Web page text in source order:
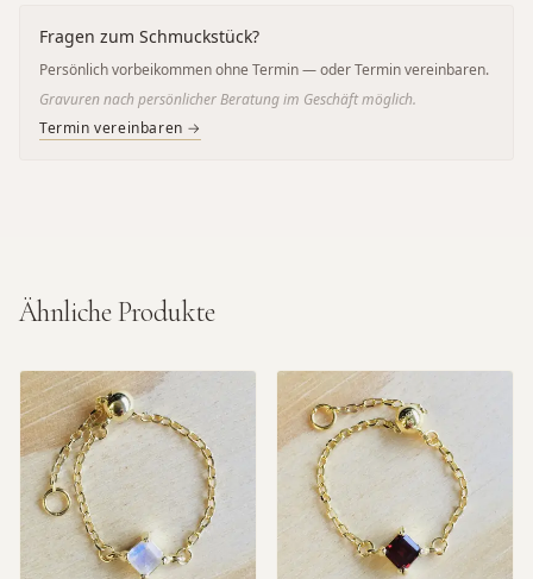
Fragen zum Schmuckstück?
Persönlich vorbeikommen ohne Termin — oder Termin vereinbaren.
Gravuren nach persönlicher Beratung im Geschäft möglich.
Termin vereinbaren →
Ähnliche Produkte